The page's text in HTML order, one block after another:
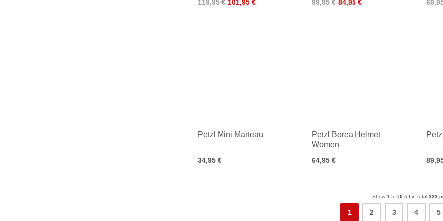
119,95 € 101,95 € 99,95 € 84,95 €
Petzl Mini Marteau
34,95 €
Petzl Borea Helmet
Women
64,95 €
Show 1 to 20 (of in total 333
1 2 3 4 5